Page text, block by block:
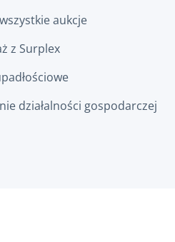
aukcje
z Surplex
działalności gospodarczej